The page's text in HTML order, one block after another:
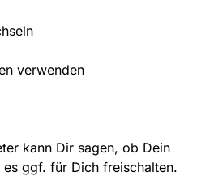
verwenden
kann Dir sagen, ob Dein
ggf. für Dich freischalten.